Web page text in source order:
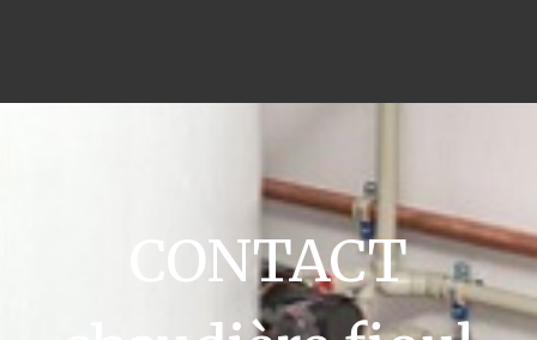
CONTACT